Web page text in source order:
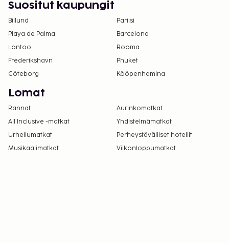
Suositut kaupungit
Billund
Pariisi
Playa de Palma
Barcelona
Lontoo
Rooma
Frederikshavn
Phuket
Göteborg
Kööpenhamina
Lomat
Rannat
Aurinkomatkat
All Inclusive -matkat
Yhdistelmämatkat
Urheilumatkat
Perheystävälliset hotellit
Musikaalimatkat
Viikonloppumatkat